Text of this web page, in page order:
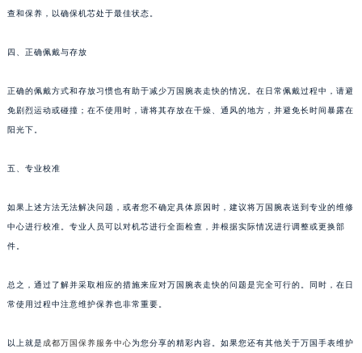
查和保养，以确保机芯处于最佳状态。
四、正确佩戴与存放
正确的佩戴方式和存放习惯也有助于减少万国腕表走快的情况。在日常佩戴过程中，请避
免剧烈运动或碰撞；在不使用时，请将其存放在干燥、通风的地方，并避免长时间暴露在
阳光下。
五、专业校准
如果上述方法无法解决问题，或者您不确定具体原因时，建议将万国腕表送到专业的维修
中心进行校准。专业人员可以对机芯进行全面检查，并根据实际情况进行调整或更换部
件。
总之，通过了解并采取相应的措施来应对万国腕表走快的问题是完全可行的。同时，在日
常使用过程中注意维护保养也非常重要。
以上就是 成都万国保养服务中心为您分享的精彩内容。如果您还有其他关于万国手表维护